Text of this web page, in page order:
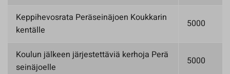
Keppihevosrata Peräseinäjoen Koukkarin
kentälle
5000
Koulun jälkeen järjestettäviä kerhoja Perä
seinäjoelle
5000